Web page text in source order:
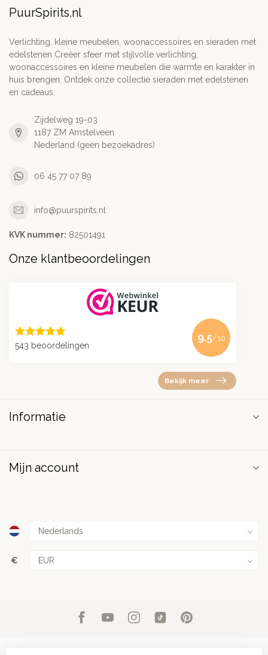
PuurSpirits.nl
Verlichting, kleine meubelen, woonaccessoires en sieraden met
edelstenen Creëer sfeer met stijlvolle verlichting,
woonaccessoires en kleine meubelen die warmte en karakter in
huis brengen. Ontdek onze collectie sieraden met edelstenen
en cadeaus.
Zijdelweg 19-03
1187 ZM Amstelveen
Nederland (geen bezoekadres)
06 45 77 07 89
info@puurspirits.nl
KVK nummer: 82501491
Onze klantbeoordelingen
543 beoordelingen
9.5/10
Bekijk meer
Informatie
Mijn account
€